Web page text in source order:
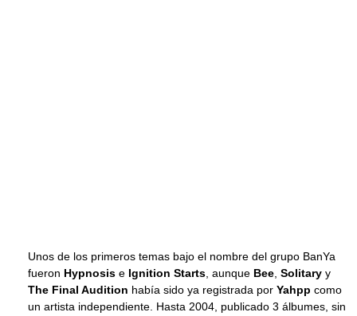
Unos de los primeros temas bajo el nombre del grupo BanYa
fueron Hypnosis e Ignition Starts , aunque Bee Solitary y
The Final Audition había sido ya registrada por Yahpp como
un artista independiente. Hasta 2004, publicado 3 álbumes, sin